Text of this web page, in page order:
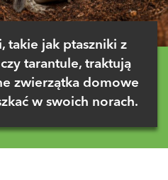
takie jak ptaszniki z
tarantule, traktują
zwierzątka domowe
w swoich norach.